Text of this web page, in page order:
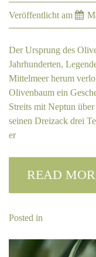
Veröffentlicht am
Der Ursprung des
Jahrhunderten,
Mittelmeer herum
Olivenbaum ein
Streits mit Neptun
seinen Dreizack drei
er
READ
Posted in